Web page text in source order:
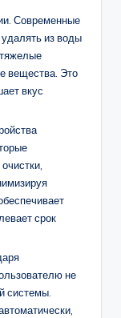
Современные
из воды
вещества. Это
вкус
срок
не
системы.